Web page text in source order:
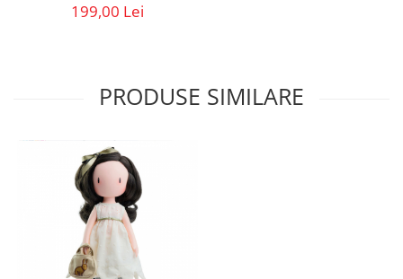
199,00 Lei
PRODUSE SIMILARE